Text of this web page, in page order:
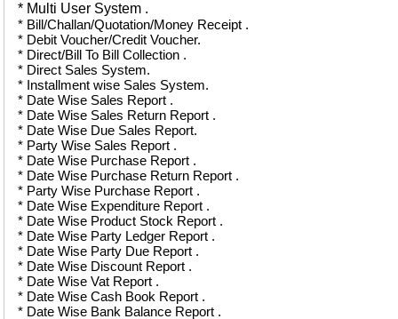
* Multi User System .
* Bill/Challan/Quotation/Money Receipt .
* Debit Voucher/Credit Voucher.
* Direct/Bill To Bill Collection .
* Direct Sales System.
* Installment wise Sales System.
* Date Wise Sales Report .
* Date Wise Sales Return Report .
* Date Wise Due Sales Report.
* Party Wise Sales Report .
* Date Wise Purchase Report .
* Date Wise Purchase Return Report .
* Party Wise Purchase Report .
* Date Wise Expenditure Report .
* Date Wise Product Stock Report .
* Date Wise Party Ledger Report .
* Date Wise Party Due Report .
* Date Wise Discount Report .
* Date Wise Vat Report .
* Date Wise Cash Book Report .
* Date Wise Bank Balance Report .